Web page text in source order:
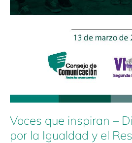
Voces que inspiran –
por la Igualdad y el